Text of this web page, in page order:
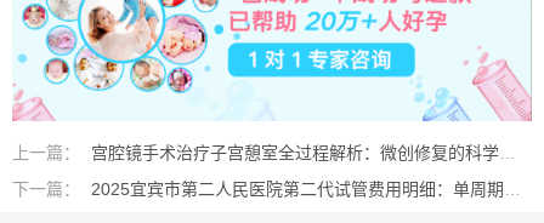
上一篇：
宫腔镜手术治疗子宫憩室全过程解析：微创修复的科学指南
下一篇：
2025宜宾市第二人民医院第二代试管费用明细：单周期3-5万全解析